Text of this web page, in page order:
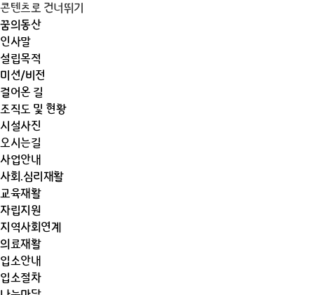
콘텐츠로 건너뛰기
꿈의동산
인사말
설립목적
미션/비전
걸어온 길
조직도 및 현황
시설사진
오시는길
사업안내
사회.심리재활
교육재활
자립지원
지역사회연계
의료재활
입소안내
입소절차